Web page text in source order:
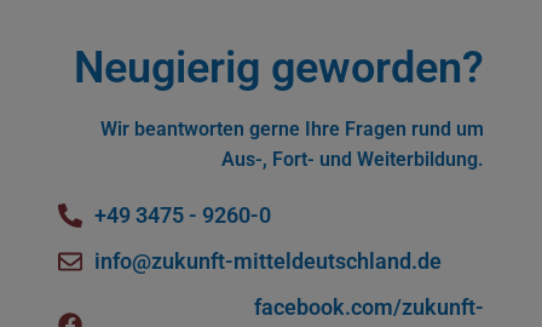
Neugierig geworden?
Wir beantworten gerne Ihre Fragen rund um
Aus-, Fort- und Weiterbildung.
+49 3475 - 9260-0
info@zukunft-mitteldeutschland.de
facebook.com/zukunft-